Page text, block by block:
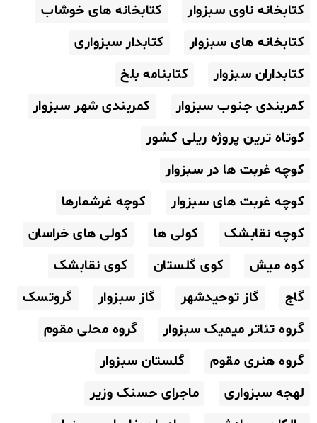
کتابخانه ناوی سبزوار
کتابخانه های خوشاب
کتابخانه های سبزوار
کتابدار سبزواری
کتابداران سبزوار
کتابنامه بلخ
کمربندی جنوب سبزوار
کمربندی شهر سبزوار
کوتاه ترین پروژه ریلی کشور
کوچه غربت ها در سبزوار
کوچه غربت های سبزوار
کوچه غرشمارها
کوچه نقابشک
کولی ها
کولی های خراسان
کوه میش
کوی گلستان
کوی نقابشک
گاج
گاز توحیدشهر گاز سبزوار
گروتسک
گروه تئاتر میمیک سبزوار
گروه محلی مقوم
گروه هنری مقوم
گلستان سبزوار
لهجه سبزواری
ماجرای حسنک وزیر